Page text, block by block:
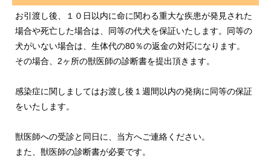
お引渡し後、１０日以内に命に関わる重大な疾患が発見された
場合や死亡した場合は、同等の代犬を保証いたします。同等の
犬がいない場合は、生体代の80％の返金の対応になります。
その場合、2ヶ所の獣医師の診断書を提出頂きます。
感染症に関しましてはお渡し後１週間以内の発病に同等の保証
をいたします。
獣医師への受診と同日に、当方へご連絡ください。
また、獣医師の診断書が必要です。